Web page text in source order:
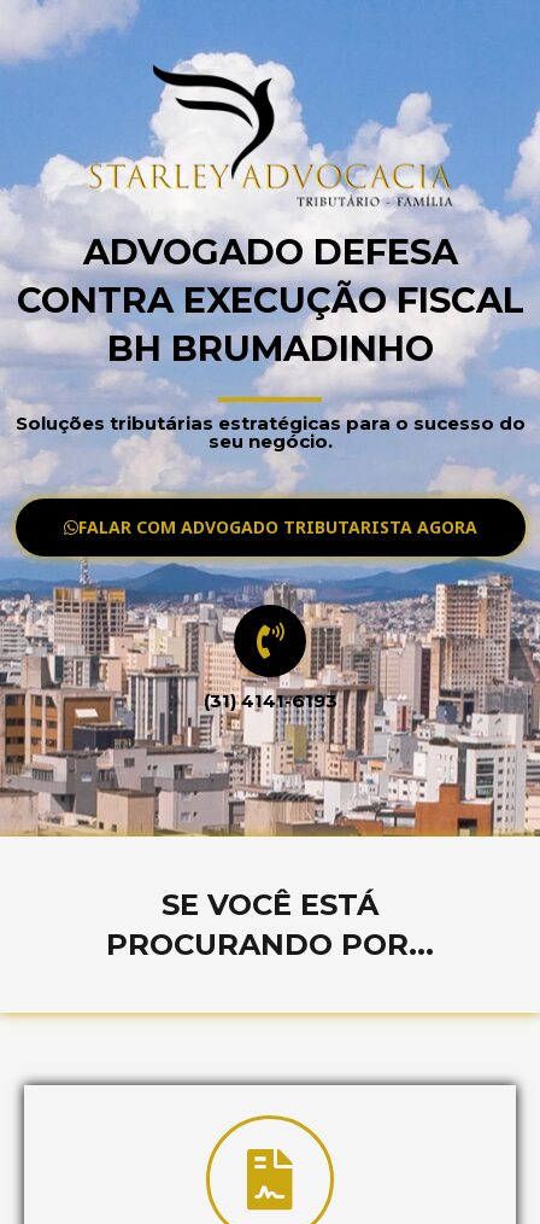
ADVOGADO DEFESA
CONTRA EXECUÇÃO FISCAL
BH BRUMADINHO
Soluções tributárias estratégicas para o sucesso do
seu negócio.
FALAR COM ADVOGADO TRIBUTARISTA AGORA
(31) 4141-6193
SE VOCÊ ESTÁ
PROCURANDO POR...